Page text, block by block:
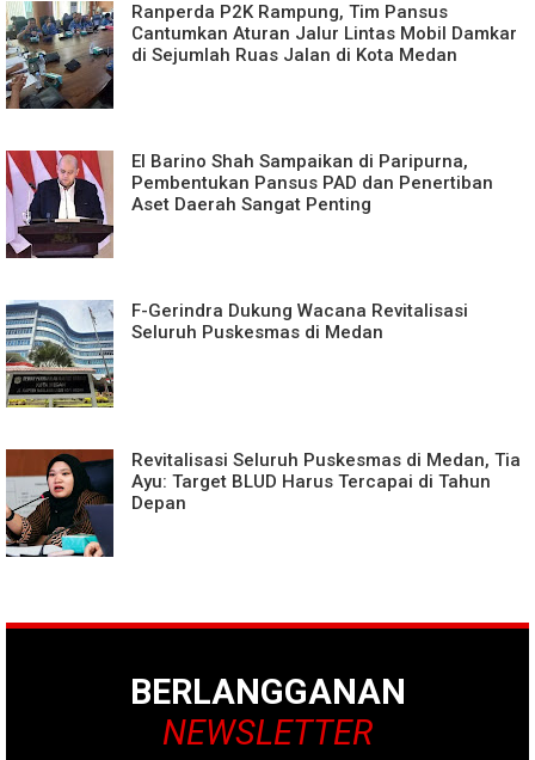
Ranperda P2K Rampung, Tim Pansus
Cantumkan Aturan Jalur Lintas Mobil Damkar
di Sejumlah Ruas Jalan di Kota Medan
El Barino Shah Sampaikan di Paripurna,
Pembentukan Pansus PAD dan Penertiban
Aset Daerah Sangat Penting
F-Gerindra Dukung Wacana Revitalisasi
Seluruh Puskesmas di Medan
Revitalisasi Seluruh Puskesmas di Medan, Tia
Ayu: Target BLUD Harus Tercapai di Tahun
Depan
BERLANGGANAN
NEWSLETTER